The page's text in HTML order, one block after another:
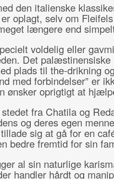
den italienske
oplagt, selv om Fleifels
længere end
voldelig eller
Det
plads til the-drikning
med forbindelser” er
ønsker oprigtigt at
fra Chatila og
og deres egen
sig at gå for en
bedre fremtid for sin
al sin naturlige
handler hårdt og